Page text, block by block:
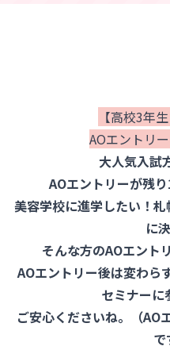
【高校3年
AOエントリ
大人気入試
AOエントリーが残
美容学校に進学したい！
に
そんな方のAOエント
AOエントリー後は変わら
セミナーに
ご安心くださいね。（AO
で